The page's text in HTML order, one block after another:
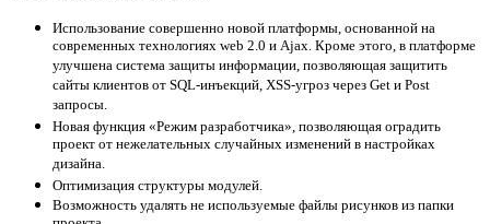
Использование совершенно новой платформы, основанной на
современных технологиях web 2.0 и Ajax. Кроме этого, в платформе
улучшена система защиты информации, позволяющая защитить
сайты клиентов от SQL-инъекций, XSS-угроз через Get и Post
запросы.
Новая функция «Режим разработчика», позволяющая оградить
проект от нежелательных случайных изменений в настройках
дизайна.
Оптимизация структуры модулей.
Возможность удалять не используемые файлы рисунков из папки